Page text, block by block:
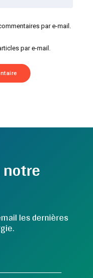
par e-mail.
par e-mail.
les dernières